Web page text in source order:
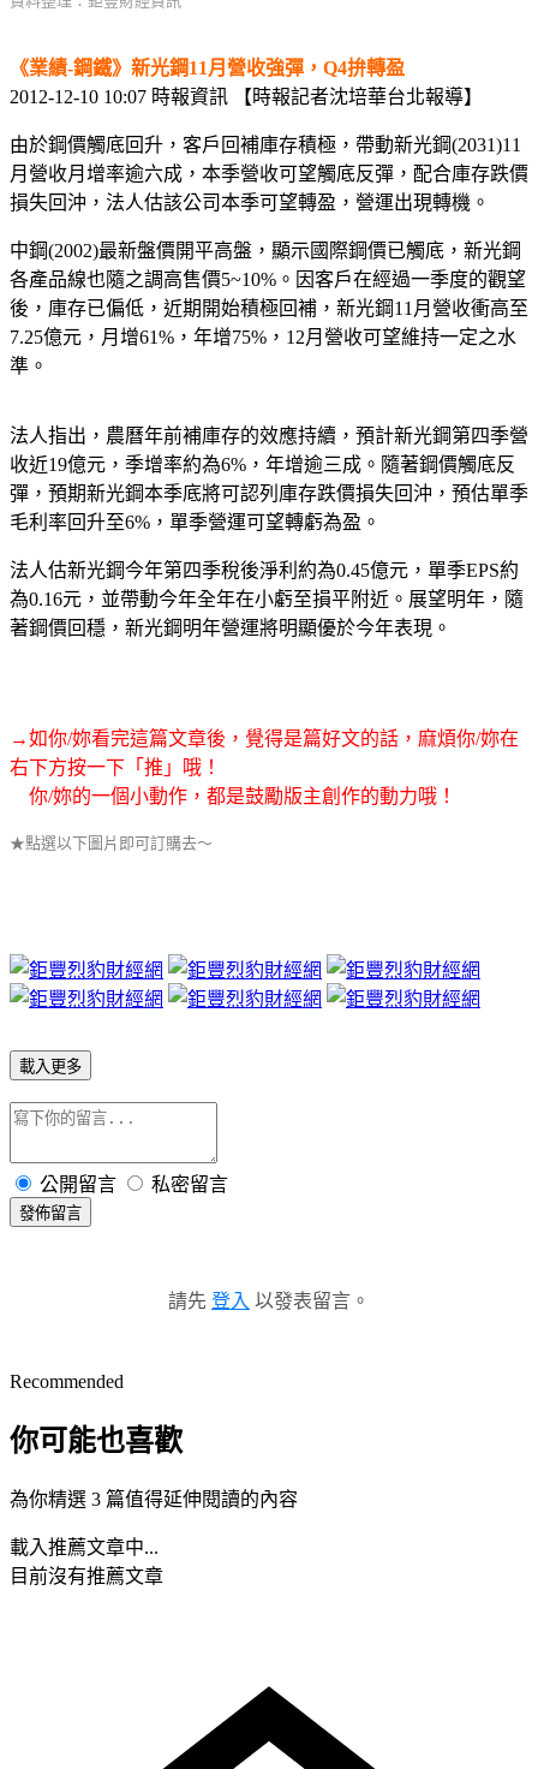
《業績-鋼鐵》新光鋼11月營收強彈，Q4拚轉盈
2012-12-10 10:07 時報資訊 【時報記者沈培華台北報導】
由於鋼價觸底回升，客戶回補庫存積極，帶動新光鋼(2031)11
月營收月增率逾六成，本季營收可望觸底反彈，配合庫存跌價
損失回沖，法人估該公司本季可望轉盈，營運出現轉機。
中鋼(2002)最新盤價開平高盤，顯示國際鋼價已觸底，新光鋼
各產品線也隨之調高售價5~10%。因客戶在經過一季度的觀望
後，庫存已偏低，近期開始積極回補，新光鋼11月營收衝高至
7.25億元，月增61%，年增75%，12月營收可望維持一定之水
準。
法人指出，農曆年前補庫存的效應持續，預計新光鋼第四季營
收近19億元，季增率約為6%，年增逾三成。隨著鋼價觸底反
彈，預期新光鋼本季底將可認列庫存跌價損失回沖，預估單季
毛利率回升至6%，單季營運可望轉虧為盈。
法人估新光鋼今年第四季稅後淨利約為0.45億元，單季EPS約
為0.16元，並帶動今年全年在小虧至損平附近。展望明年，隨
著鋼價回穩，新光鋼明年營運將明顯優於今年表現。
→如你/妳看完這篇文章後，覺得是篇好文的話，麻煩你/妳在
右下方按一下「推」哦！
你/妳的一個小動作，都是鼓勵版主創作的動力哦！
★點選以下圖片即可訂購去～
載入更多
公開留言 私密留言
發佈留言
請先 登入 以發表留言。
Recommended
你可能也喜歡
為你精選 3 篇值得延伸閱讀的內容
載入推薦文章中...
目前沒有推薦文章